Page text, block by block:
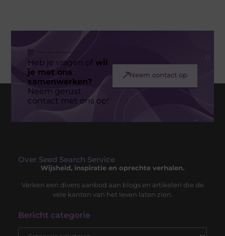
Heb je vragen ofwil
je met ons
samenwerken?
Neem gerust
contact met ons op!
Neem contact op
Over Seed Search Service
Wijsheid, inspiratie en oprechte verhalen.
Verken een divers aanbod aan blogs en artikelen die de
vele kanten van het leven laten zien.
Bericht categorie